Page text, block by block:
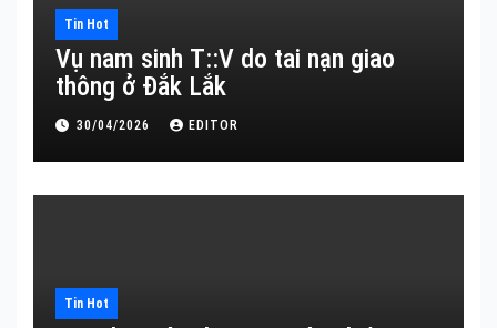
Tin Hot
Vụ nam sinh T::V do tai nạn giao
thông ở Đắk Lắk
30/04/2026 EDITOR
Tin Hot